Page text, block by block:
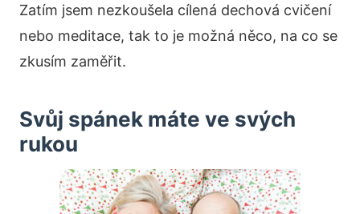
Zatím jsem nezkoušela cílená dechová cvičení
nebo meditace, tak to je možná něco, na co se
zkusím zaměřit.
Svůj spánek máte ve svých
rukou